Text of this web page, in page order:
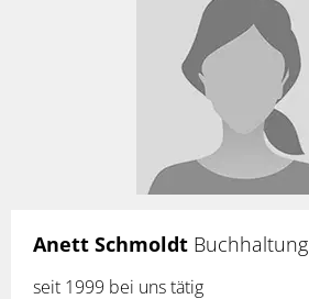
Anett Schmoldt Buchhaltung
seit 1999 bei uns tätig